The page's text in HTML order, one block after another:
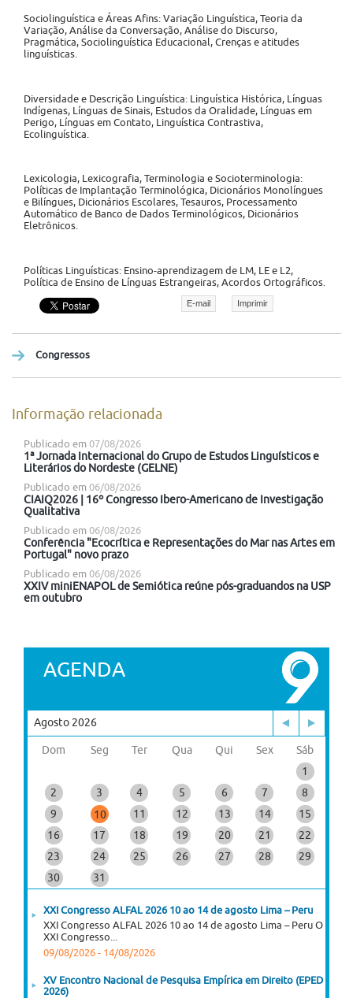
Sociolinguística e Áreas Afins: Variação Linguística, Teoria da
Variação, Análise da Conversação, Análise do Discurso,
Pragmática, Sociolinguística Educacional, Crenças e atitudes
linguísticas.
Diversidade e Descrição Linguística: Linguística Histórica, Línguas
Indígenas, Línguas de Sinais, Estudos da Oralidade, Línguas em
Perigo, Línguas em Contato, Linguística Contrastiva,
Ecolinguística.
Lexicologia, Lexicografia, Terminologia e Socioterminologia:
Políticas de Implantação Terminológica, Dicionários Monolíngues
e Bilíngues, Dicionários Escolares, Tesauros, Processamento
Automático de Banco de Dados Terminológicos, Dicionários
Eletrônicos.
Políticas Linguísticas: Ensino-aprendizagem de LM, LE e L2,
Política de Ensino de Línguas Estrangeiras, Acordos Ortográficos.
E-mail Imprimir
Congressos
Informação relacionada
Publicado em 07/08/2026
1ª Jornada Internacional do Grupo de Estudos Linguísticos e
Literários do Nordeste (GELNE)
Publicado em 06/08/2026
CIAIQ2026 | 16º Congresso Ibero-Americano de Investigação
Qualitativa
Publicado em 06/08/2026
Conferência "Ecocrítica e Representações do Mar nas Artes em
Portugal" novo prazo
Publicado em 06/08/2026
XXIV miniENAPOL de Semiótica reúne pós-graduandos na USP
em outubro
AGENDA
Agosto 2026
Dom Seg Ter Qua Qui Sex
Sáb
1
2
3 4 5 6 7
8
9
10 11 12 13 14
15
16
17 18 19 20 21
22
23
24 25 26 27 28
29
30
31
XXI Congresso ALFAL 2026 10 ao 14 de agosto Lima – Peru
XXI Congresso ALFAL 2026 10 ao 14 de agosto Lima – Peru O
XXI Congresso...
09/08/2026 - 14/08/2026
XV Encontro Nacional de Pesquisa Empírica em Direito (EPED
2026)